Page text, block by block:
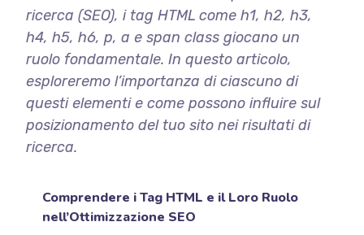
ricerca (SEO), i tag HTML come h1, h2, h3,
h4, h5, h6, p, a e span class giocano un
ruolo fondamentale. In questo articolo,
esploreremo l’importanza di ciascuno di
questi elementi e come possono influire sul
posizionamento del tuo sito nei risultati di
ricerca.
Comprendere i Tag HTML e il Loro Ruolo
nell’Ottimizzazione SEO